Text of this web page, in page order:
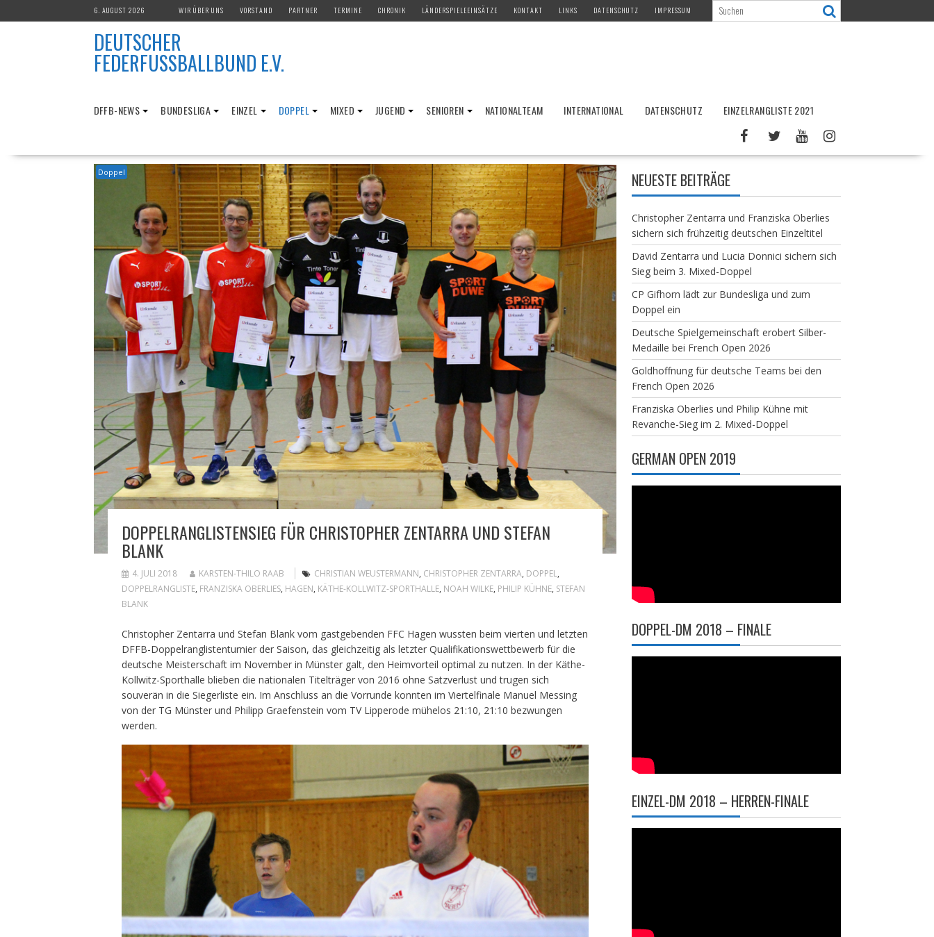
to
6. AUGUST 2026 WIR ÜBER UNS VORSTAND PARTNER TERMINE CHRONIK LÄNDERSPIELEEINSÄTZE KONTAKT LINKS DATENSCHUTZ IMPRESSUM
DEUTSCHER
FEDERFUSSBALLBUND E.V.
DFFB-NEWS BUNDESLIGA EINZEL DOPPEL MIXED JUGEND SENIOREN NATIONALTEAM INTERNATIONAL DATENSCHUTZ EINZELRANGLISTE 2021
Doppel
DOPPELRANGLISTENSIEG FÜR CHRISTOPHER ZENTARRA UND STEFAN
BLANK
4. JULI 2018 KARSTEN-THILO RAAB CHRISTIAN WEUSTERMANN, CHRISTOPHER ZENTARRA, DOPPEL,
DOPPELRANGLISTE, FRANZISKA OBERLIES, HAGEN, KÄTHE-KOLLWITZ-SPORTHALLE, NOAH WILKE, PHILIP KÜHNE, STEFAN
BLANK
Christopher Zentarra und Stefan Blank vom gastgebenden FFC Hagen wussten beim vierten und letzten
DFFB-Doppelranglistenturnier der Saison, das gleichzeitig als letzter Qualifikationswettbewerb für die
deutsche Meisterschaft im November in Münster galt, den Heimvorteil optimal zu nutzen. In der Käthe-
Kollwitz-Sporthalle blieben die nationalen Titelträger von 2016 ohne Satzverlust und trugen sich
souverän in die Siegerliste ein. Im Anschluss an die Vorrunde konnten im Viertelfinale Manuel Messing
von der TG Münster und Philipp Graefenstein vom TV Lipperode mühelos 21:10, 21:10 bezwungen
werden.
NEUESTE BEITRÄGE
Christopher Zentarra und Franziska Oberlies
sichern sich frühzeitig deutschen Einzeltitel
David Zentarra und Lucia Donnici sichern sich
Sieg beim 3. Mixed-Doppel
CP Gifhorn lädt zur Bundesliga und zum
Doppel ein
Deutsche Spielgemeinschaft erobert Silber-
Medaille bei French Open 2026
Goldhoffnung für deutsche Teams bei den
French Open 2026
Franziska Oberlies und Philip Kühne mit
Revanche-Sieg im 2. Mixed-Doppel
GERMAN OPEN 2019
DOPPEL-DM 2018 – FINALE
EINZEL-DM 2018 – HERREN-FINALE